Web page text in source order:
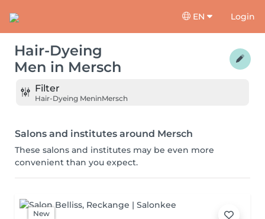
EN Login
Hair-Dyeing
Men in Mersch
Filter
Hair-Dyeing MeninMersch
Salons and institutes around Mersch
These salons and institutes may be even more
convenient than you expect.
New